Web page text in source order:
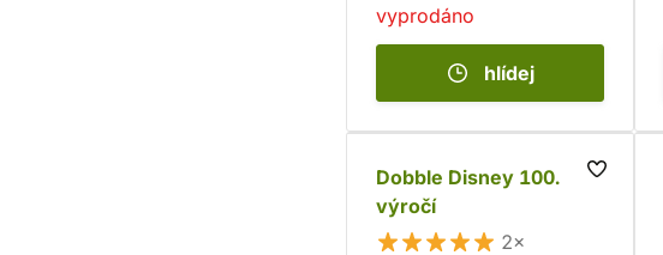
vyprodáno
hlídej
Dobble Disney 100.
výročí
2×